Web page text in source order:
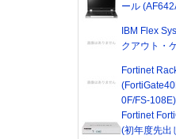
ール
IBM Flex
クアウト・
Fortinet
0F/FS-
Fortinet
(初年度先出